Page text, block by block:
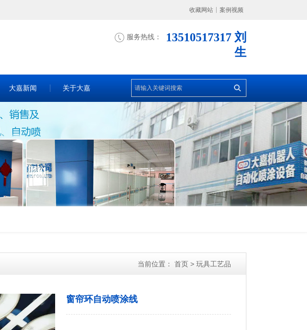
收藏网站 案例视频
服务热线：
13510517317 刘
生
大嘉新闻 关于大嘉
当前位置： 首页 > 玩具工艺品
窗帘环自动喷涂线